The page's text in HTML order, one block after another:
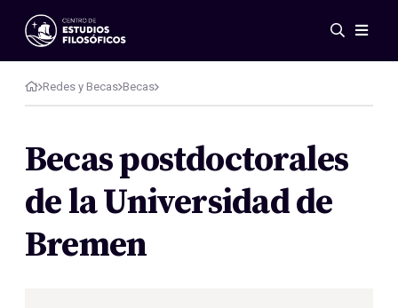
Eventos
Novedades
Investigación
Publicaciones
Galería
Acerca de nosotros
Redes y Becas Becas
Becas postdoctorales
de la Universidad de
Bremen